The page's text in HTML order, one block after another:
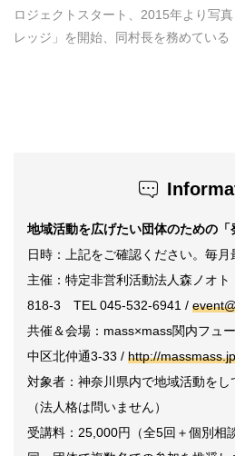
ロジェクトスタート、2015年より写
レッジ」を開始、同村長を務めている
地域活動を広げたい団体のための「
日時：上記をご確認ください。毎
主催：特定非営利活動法人森ノオ
818-3 TEL 045-532-6941 /
共催＆会場：mass×mass関内フュ
中区北仲通3-33 / http://
対象者：神奈川県内で地域活動をし
（法人格は問いません）
受講料：25,000円（全5回＋個別相